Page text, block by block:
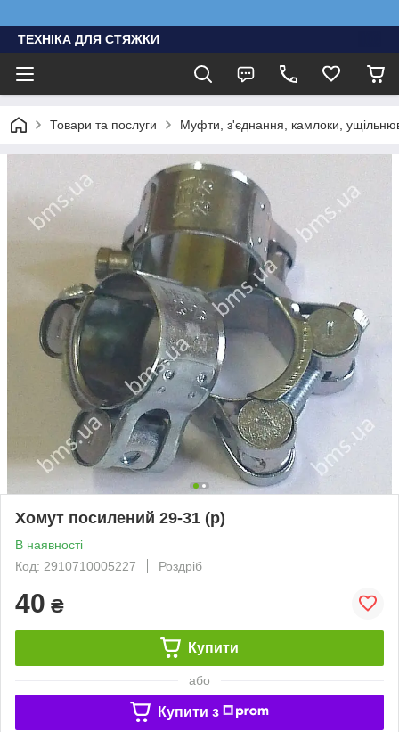
ТЕХНІКА ДЛЯ СТЯЖКИ
Товари та послуги Муфти, з'єднання, камлоки,
Хомут посилений 29-31 (р)
В наявності
Код: 2910710005227
Роздріб
40 ₴
Купити
або
Купити з